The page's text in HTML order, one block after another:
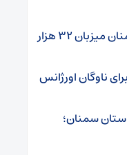
۲۷۹ پایگاه تابستانی استان سمنان میزبان ۳۲ هزار
برای ناوگان اورژانس
سمنان؛